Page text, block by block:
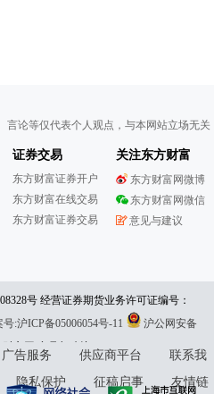
言论等仅代表个人观点，与本网站立场无
证券交易
东方财富证券开户
东方财富在线交易
东方财富证券交易
关注东方财富
东方财富网微博
东方财富网微信
意见与建议
号 经营证券期货业务许可证编号：
信息举报:021-61278686 举报邮箱：
号:沪ICP备05006054号-11
沪公网安备
财富网意见与建议:4000300059/952500
广告服务 供应商平台
联系我
隐私保护 征稿启事
友情链